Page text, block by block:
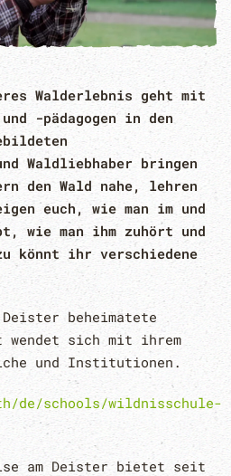
Walderlebnis geht mit
-pädagogen in den
Waldliebhaber bringen
den Wald nahe, lehren
euch, wie man im und
wie man ihm zuhört und
könnt ihr verschiedene
beheimatete
sich mit ihrem
und Institutionen.
de/schools/wildnisschule-
am Deister bietet seit